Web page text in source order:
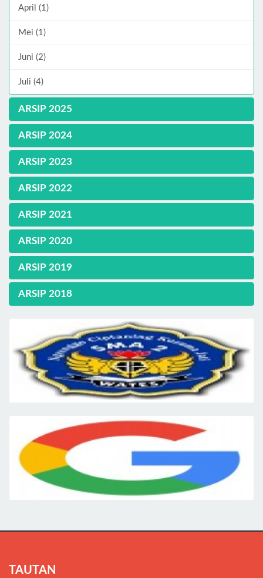
April (1)
Mei (1)
Juni (2)
Juli (4)
ARSIP 2025
ARSIP 2024
ARSIP 2023
ARSIP 2022
ARSIP 2021
ARSIP 2020
ARSIP 2019
ARSIP 2018
TAUTAN